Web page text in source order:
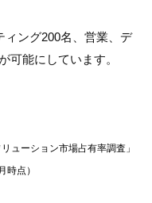
ィング200名、営業、デ
可能にしています。
ューション市場占有率調査」
時点）